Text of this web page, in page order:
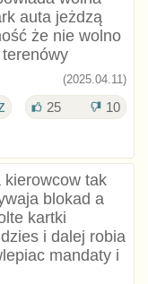
auta jeżdzą
że nie wolno
(2025.04.11)
25 10
kierowcow tak
blokad a
kartki
i dalej robia
mandaty i